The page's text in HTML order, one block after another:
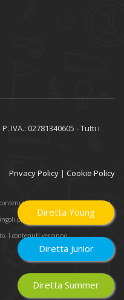
IVA.: 02781340605 - Tutti i
Privacy Policy | Cookie Policy
e grafica. Tutte le immagini, i
proprietari. In caso di lesione dei
I contenuti verranno
Diretta Summer
Diretta Junior
Diretta Young